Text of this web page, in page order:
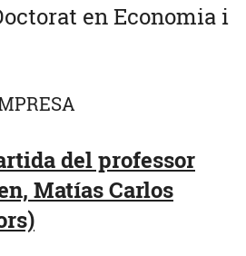
en Economia i
del professor
Matías Carlos